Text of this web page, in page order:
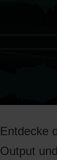
Entdecke
Output